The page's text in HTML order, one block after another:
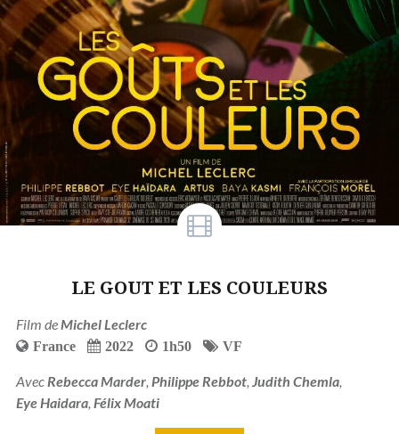
LE GOUT ET LES COULEURS
Film de Michel Leclerc
France 2022 1h50 VF
Avec Rebecca Marder, Philippe Rebbot, Judith Chemla,
Eye Haidara, Félix Moati